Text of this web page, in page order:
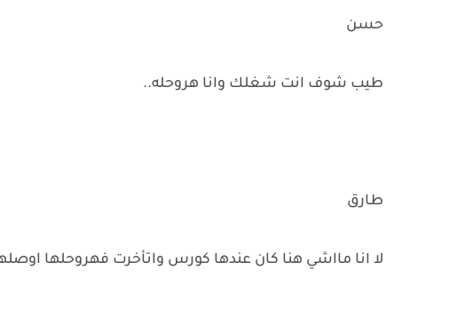
حسن
طيب شوف انت شغلك وانا هروحله..
طارق
لا انا مااشي هنا كان عندها كورس واتأخرت فهروحلها